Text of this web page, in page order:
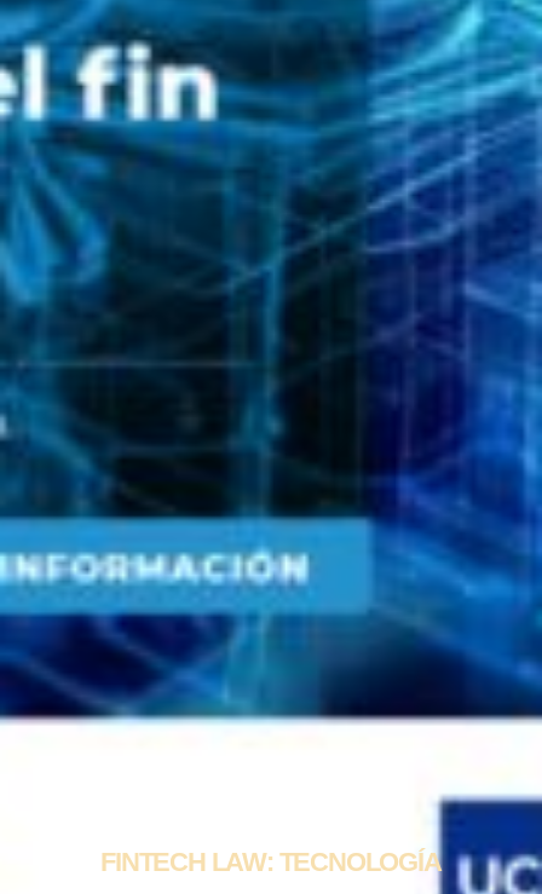
FINTECH LAW: TECNOLOGÍA